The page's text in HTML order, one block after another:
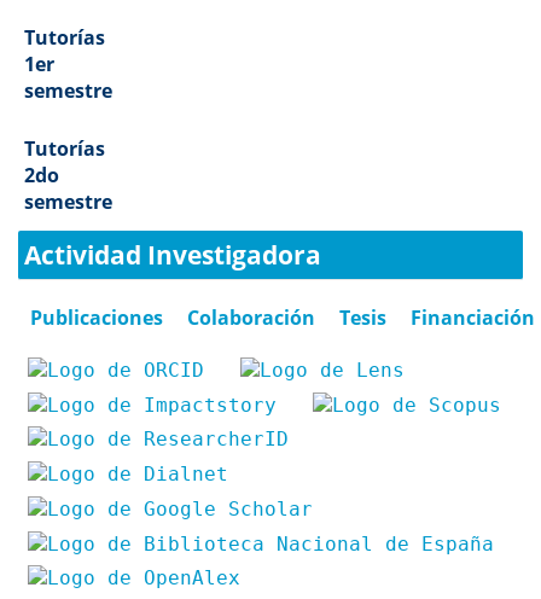
Tutorías
1er
semestre
Tutorías
2do
semestre
Actividad Investigadora
Publicaciones Colaboración Tesis Financiación